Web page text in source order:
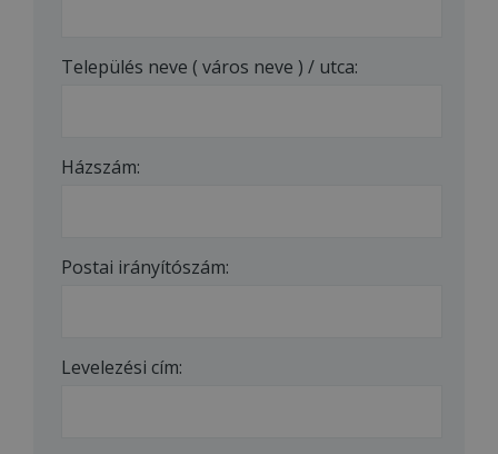
Település neve ( város neve ) / utca:
Házszám:
Postai irányítószám:
Levelezési cím: